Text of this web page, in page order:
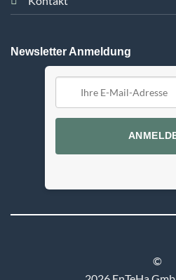
Newsletter Anmeldung
©